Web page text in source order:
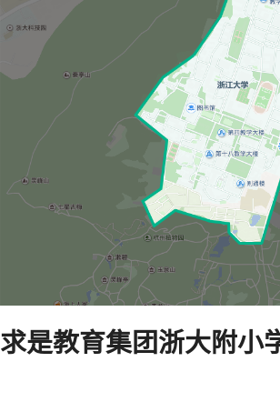
求是教育集团浙大附小